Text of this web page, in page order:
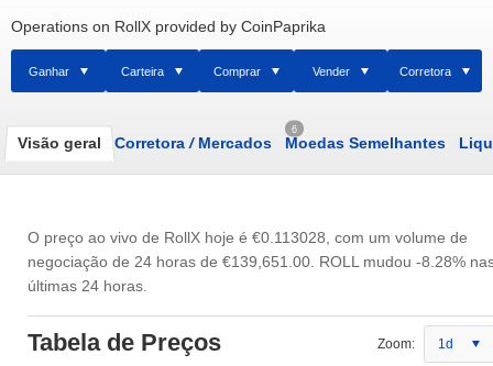
Operations on RollX provided by CoinPaprika
Ganhar Carteira Comprar Vender Corretora
Visão geral Corretora /Mercados
6
Moedas Semelhantes
O preço ao vivo de RollX hoje é €0.113028 , com um volume de
negociação de 24 horas de €139,651.00 . ROLL mudou -8.28%
últimas 24 horas.
Tabela de Preços Zoom: 1d